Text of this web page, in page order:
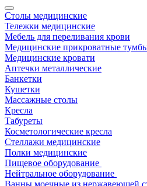
Столы медицинские
Тележки медицинские
Мебель для переливания крови
Медицинские прикроватные
Медицинские кровати
Аптечки металлические
Банкетки
Кушетки
Массажные столы
Кресла
Табуреты
Косметологические кресла
Стеллажи медицинские
Полки медицинские
Пищевое оборудование
Нейтральное оборудование
Ванны моечные из нержавеющей